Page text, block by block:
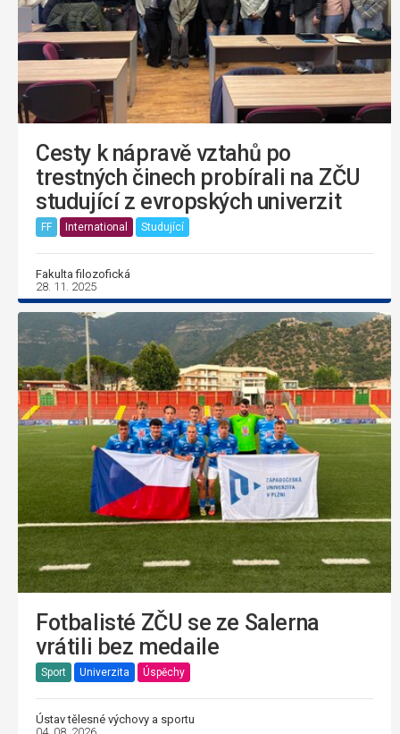
Cesty k nápravě vztahů po
trestných činech probírali na ZČU
studující z evropských univerzit
FF International Studující
Fakulta filozofická
28. 11. 2025
Fotbalisté ZČU se ze Salerna
vrátili bez medaile
Sport Univerzita Úspěchy
Ústav tělesné výchovy a sportu